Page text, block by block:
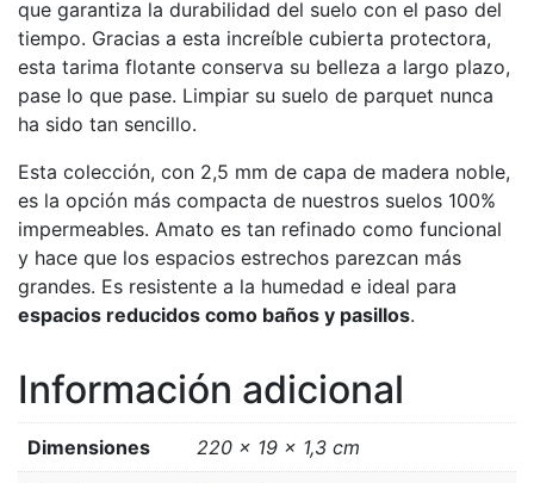
que garantiza la durabilidad del suelo con el paso del
tiempo. Gracias a esta increíble cubierta protectora,
esta tarima flotante conserva su belleza a largo plazo,
pase lo que pase. Limpiar su suelo de parquet nunca
ha sido tan sencillo.
Esta colección, con 2,5 mm de capa de madera noble,
es la opción más compacta de nuestros suelos 100%
impermeables. Amato es tan refinado como funcional
y hace que los espacios estrechos parezcan más
grandes. Es resistente a la humedad e ideal para
espacios reducidos como baños y pasillos.
Información adicional
Dimensiones 220 × 19 × 1,3 cm